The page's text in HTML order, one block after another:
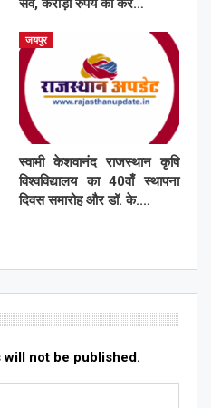
सर्वे, करोड़ों रुपये की कर…
जयपुर
स्वामी केशवानंद राजस्थान कृषि
विश्वविद्यालय का 40वाँ स्थापना
दिवस समारोह और डॉ. के.…
not be published.